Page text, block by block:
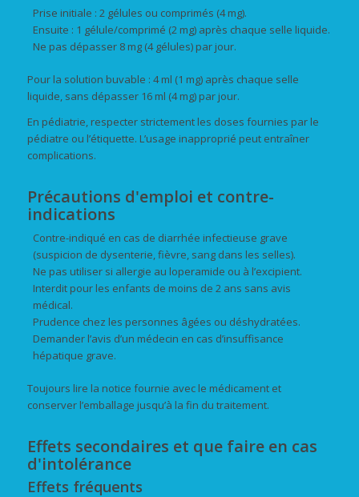
Prise initiale : 2 gélules ou comprimés (4 mg).
Ensuite : 1 gélule/comprimé (2 mg) après chaque selle liquide.
Ne pas dépasser 8 mg (4 gélules) par jour.
Pour la solution buvable : 4 ml (1 mg) après chaque selle
liquide, sans dépasser 16 ml (4 mg) par jour.
En pédiatrie, respecter strictement les doses fournies par le
pédiatre ou l’étiquette. L’usage inapproprié peut entraîner
complications.
Précautions d'emploi et contre-
indications
Contre-indiqué en cas de diarrhée infectieuse grave
(suspicion de dysenterie, fièvre, sang dans les selles).
Ne pas utiliser si allergie au loperamide ou à l’excipient.
Interdit pour les enfants de moins de 2 ans sans avis
médical.
Prudence chez les personnes âgées ou déshydratées.
Demander l’avis d’un médecin en cas d’insuffisance
hépatique grave.
Toujours lire la notice fournie avec le médicament et
conserver l’emballage jusqu’à la fin du traitement.
Effets secondaires et que faire en cas
d'intolérance
Effets fréquents